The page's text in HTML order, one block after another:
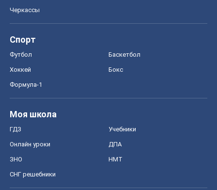
Черкассы
Спорт
Футбол Баскетбол
Хоккей Бокс
Формула-1
Моя школа
ГДЗ Учебники
Онлайн уроки ДПА
ЗНО НМТ
СНГ решебники